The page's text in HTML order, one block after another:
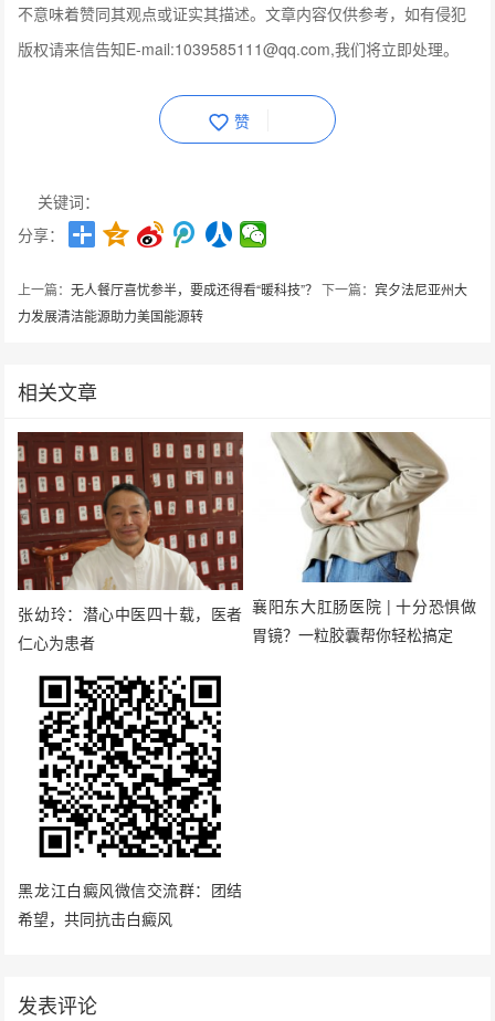
不意味着赞同其观点或证实其描述。文章内容仅供参考，如有侵犯
版权请来信告知E-mail:1039585111@qq.com,我们将立即处理。
赞
关键词：
分享：
上一篇：无人餐厅喜忧参半，要成还得看“暖科技”？ 下一篇：宾夕法尼亚州大
力发展清洁能源助力美国能源转
相关文章
张幼玲：潜心中医四十载，医者
仁心为患者
襄阳东大肛肠医院 | 十分恐惧做
胃镜？一粒胶囊帮你轻松搞定
黑龙江白癜风微信交流群：团结
希望，共同抗击白癜风
发表评论